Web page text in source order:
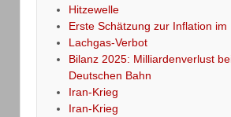
Hitzewelle
Erste Schätzung zur Inflation im
Lachgas-Verbot
Bilanz 2025: Milliardenverlust
Deutschen Bahn
Iran-Krieg
Iran-Krieg